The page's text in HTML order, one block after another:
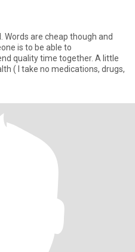
Words are cheap though and
is to be able to
time together. A little
( I take no medications, drugs,